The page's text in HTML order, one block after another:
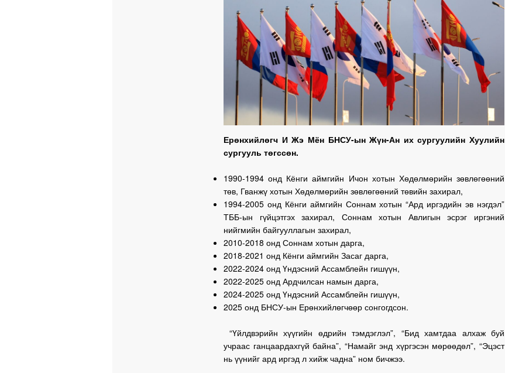
Ерөнхийлөгч И Жэ Мён БНСУ-ын Жүн-Ан их сургуулийн Хуулийн
сургууль төгссөн.
1990-1994 онд Кёнги аймгийн Ичон хотын Хөдөлмөрийн зөвлөгөөний
төв, Гванжү хотын Хөдөлмөрийн зөвлөгөөний төвийн захирал,
1994-2005 онд Кёнги аймгийн Соннам хотын “Ард иргэдийн эв нэгдэл”
ТББ-ын гүйцэтгэх захирал, Соннам хотын Авлигын эсрэг иргэний
нийгмийн байгууллагын захирал,
2010-2018 онд Соннам хотын дарга,
2018-2021 онд Кёнги аймгийн Засаг дарга,
2022-2024 онд Үндэсний Ассамблейн гишүүн,
2022-2025 онд Ардчилсан намын дарга,
2024-2025 онд Үндэсний Ассамблейн гишүүн,
2025 онд БНСУ-ын Ерөнхийлөгчөөр сонгогдсон.
“Үйлдвэрийн хүүгийн өдрийн тэмдэглэл”, “Бид хамтдаа алхаж буй
учраас ганцаардахгүй байна”, “Намайг энд хүргэсэн мөрөөдөл”, “Эцэст
нь үүнийг ард иргэд л хийж чадна” ном бичжээ.